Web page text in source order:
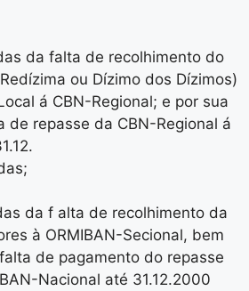
da falta de recolhimento do
ou Dízimo dos Dízimos)
á CBN-Regional; e por sua
de repasse da CBN-Regional á
da f alta de recolhimento da
à ORMIBAN-Secional, bem
de pagamento do repasse
Nacional até 31.12.2000